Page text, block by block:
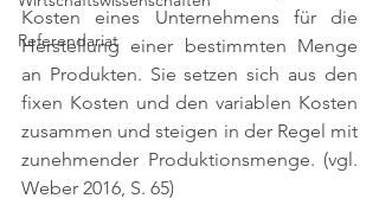
Referendariat
Kosten eines Unternehmens für die
Herstellung einer bestimmten Menge
an Produkten. Sie setzen sich aus den
fixen Kosten und den variablen Kosten
zusammen und steigen in der Regel mit
zunehmender Produktionsmenge. (vgl.
Weber 2016, S. 65)